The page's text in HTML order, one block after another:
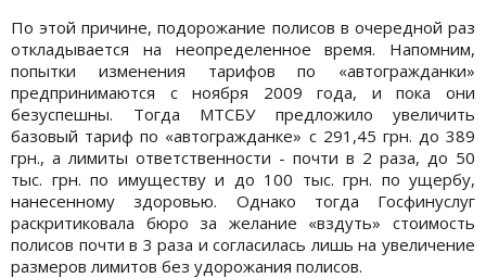
По этой причине, подорожание полисов в очередной раз
откладывается на неопределенное время. Напомним,
попытки изменения тарифов по «автогражданки»
предпринимаются с ноября 2009 года, и пока они
безуспешны. Тогда МТСБУ предложило увеличить
базовый тариф по «автогражданке» с 291,45 грн. до 389
грн., а лимиты ответственности - почти в 2 раза, до 50
тыс. грн. по имуществу и до 100 тыс. грн. по ущербу,
нанесенному здоровью. Однако тогда Госфинуслуг
раскритиковала бюро за желание «вздуть» стоимость
полисов почти в 3 раза и согласилась лишь на увеличение
размеров лимитов без удорожания полисов.